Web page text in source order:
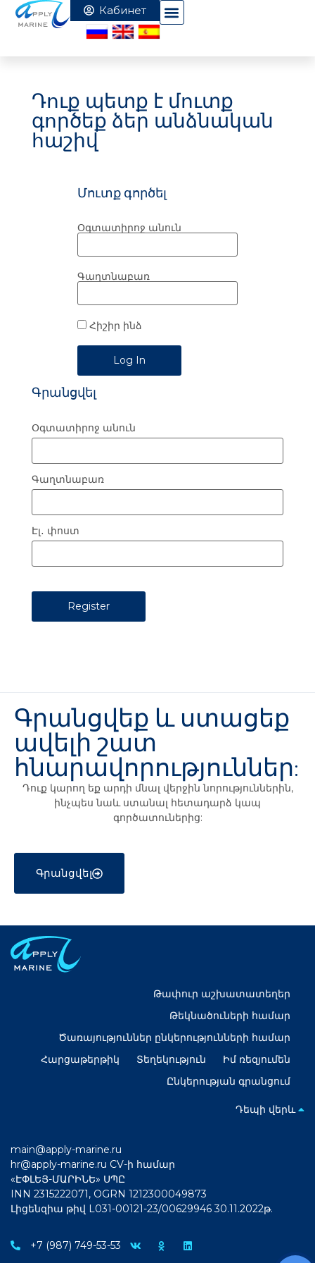
Դուք պետք է մուտք
գործեք ձեր անձնական
հաշիվ
Մուտք գործել
Օգտատիրոջ անուն
Գաղտնաբառ
Հիշիր ինձ
Alternative:
Գրանցվել
Օգտատիրոջ անուն
Գաղտնաբառ
Էլ․ փոստ
Գրանցվեք և ստացեք
ավելի շատ
հնարավորություններ:
Դուք կարող եք արդի մնալ վերջին նորություններին,
ինչպես նաև ստանալ հետադարձ կապ
գործատուներից:
Գրանցվել
Թափուր աշխատատեղեր
Թեկնածուների համար
Ծառայություններ ընկերությունների համար
Հարցաթերթիկ
Տեղեկություն
Իմ ռեզյումեն
Ընկերության գրանցում
Դեպի վերև
main@apply-marine.ru
hr@apply-marine.ru CV-ի համար
«ԷՓԼԵՅ-ՄԱՐԻՆԵ» ՍՊԸ
INN 2315222071, OGRN 1212300049873
Լիցենզիա թիվ L031-00121-23/00629946 30.11.2022թ.
+7 (987) 749-53-53